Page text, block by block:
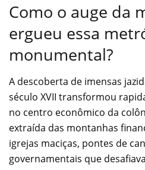
Como o auge da
ergueu essa
monumental?
A descoberta de imensas
século XVII transformou
no centro econômico da
extraída das montanhas
igrejas maciças, pontes de
governamentais que